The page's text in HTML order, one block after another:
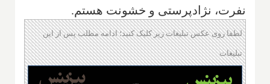
نفرت‌، نژادپرستی و خشونت هستم.
لطفا روی عکس تبلیغات زیر کلیک کنید؛ ادامه مطلب پس از این
تبلیغات